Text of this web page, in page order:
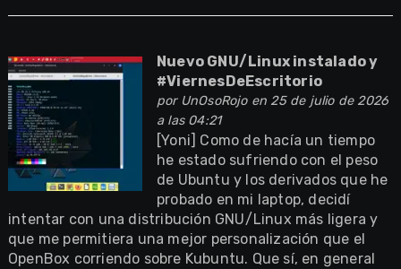
Nuevo GNU/Linux instalado y
#ViernesDeEscritorio
por UnOsoRojoen 25 de julio de 2026
a las 04:21
[Yoni] Como de hacía un tiempo
he estado sufriendo con el peso
de Ubuntu y los derivados que he
probado en mi laptop, decidí
intentar con una distribución GNU/Linux más ligera y
que me permitiera una mejor personalización que el
OpenBox corriendo sobre Kubuntu. Que sí, en general